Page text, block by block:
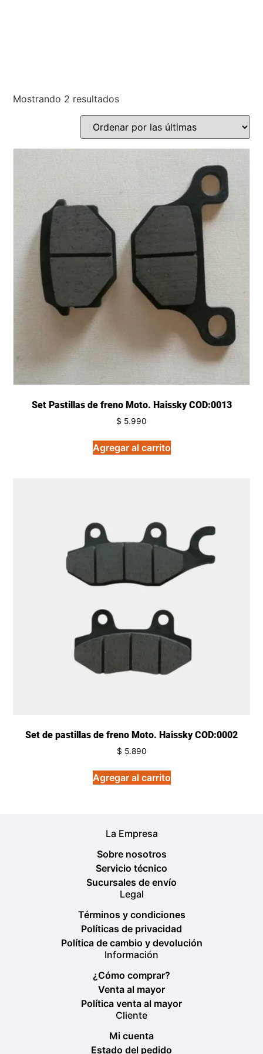
Mostrando 2 resultados
Set Pastillas de freno Moto. Haissky COD:0013
$ 5.990
Agregar al carrito
Set de pastillas de freno Moto. Haissky COD:0002
$ 5.890
Agregar al carrito
La Empresa
Sobre nosotros
Servicio técnico
Sucursales de envío
Legal
Términos y condiciones
Políticas de privacidad
Política de cambio y devolución
Información
¿Cómo comprar?
Venta al mayor
Política venta al mayor
Cliente
Mi cuenta
Estado del pedido